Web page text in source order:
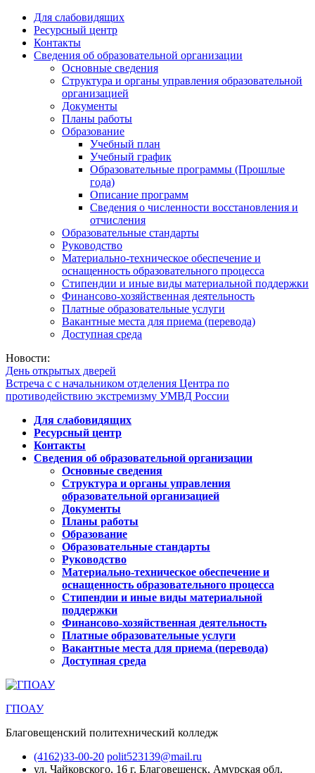
Для слабовидящих
Ресурсный центр
Контакты
Сведения об образовательной организации
Основные сведения
Структура и органы управления образовательной
организацией
Документы
Планы работы
Образование
Учебный план
Учебный график
Образовательные программы (Прошлые
года)
Описание программ
Сведения о численности восстановления и
отчисления
Образовательные стандарты
Руководство
Материально-техническое обеспечение и
оснащенность образовательного процесса
Стипендии и иные виды материальной поддержки
Финансово-хозяйственная деятельность
Платные образовательные услуги
Вакантные места для приема (перевода)
Доступная среда
Новости:
День открытых дверей
Встреча с с начальником отделения Центра по
противодействию экстремизму УМВД России
Для слабовидящих
Ресурсный центр
Контакты
Сведения об образовательной организации
Основные сведения
Структура и органы управления
образовательной организацией
Документы
Планы работы
Образование
Образовательные стандарты
Руководство
Материально-техническое обеспечение и
оснащенность образовательного процесса
Стипендии и иные виды материальной
поддержки
Финансово-хозяйственная деятельность
Платные образовательные услуги
Вакантные места для приема (перевода)
Доступная среда
ГПОАУ
Благовещенский политехнический колледж
(4162)33-00-20 polit523139@mail.ru
ул. Чайковского, 16 г. Благовещенск, Амурская обл.